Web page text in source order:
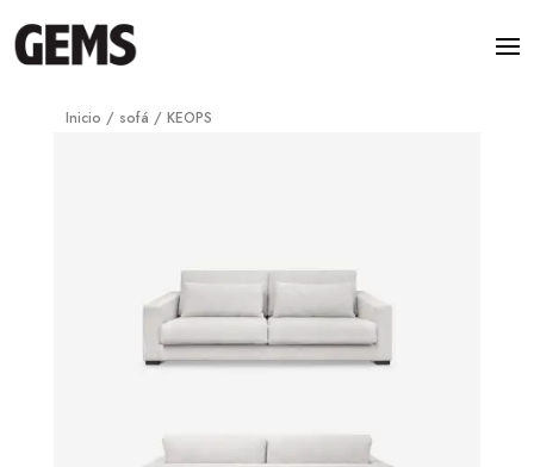
Inicio / sofá / KEOPS